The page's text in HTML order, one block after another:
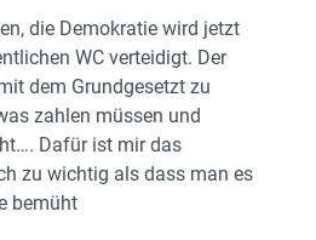
die Demokratie wird jetzt
WC verteidigt. Der
dem Grundgesetzt zu
zahlen müssen und
Dafür ist mir das
zu wichtig als dass man es
bemüht